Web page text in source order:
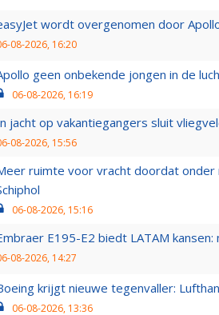
wordt overgenomen door
08-2026, 16:20
geen onbekende jongen in de
06-08-2026, 16:19
jacht op vakantiegangers sluit
08-2026, 15:56
ruimte voor vracht doordat
06-08-2026, 15:16
E195-E2 biedt LATAM
08-2026, 14:27
krijgt nieuwe tegenvaller:
06-08-2026, 13:36